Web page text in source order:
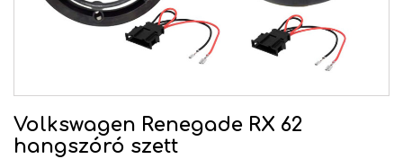
Volkswagen Renegade RX 62
hangszóró szett